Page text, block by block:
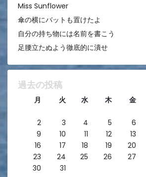
Miss Sunflower
傘の横にバットも置けたよ
自分の持ち物には名前を書こう
足腰立たぬよう徹底的に潰せ
過去の投稿
月 火 水 木 金
2
3 4 5 6
9
10 11 12 13
16
17 18 19 20
23
24 25 26 27
30
31